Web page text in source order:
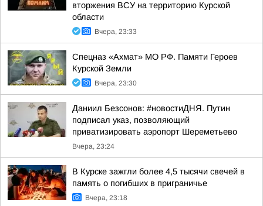
вторжения ВСУ на территорию Курской
области
Вчера, 23:33
Спецназ «Ахмат» МО РФ. Памяти Героев
Курской Земли
Вчера, 23:30
Даниил Безсонов: #новостиДНЯ. Путин
подписал указ, позволяющий
приватизировать аэропорт Шереметьево
Вчера, 23:24
В Курске зажгли более 4,5 тысячи свечей в
память о погибших в приграничье
Вчера, 23:18